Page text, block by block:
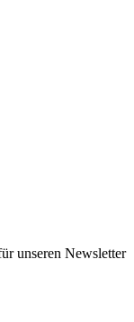
unseren Newsletter